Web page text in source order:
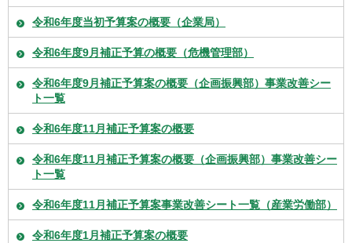
令和6年度当初予算案の概要（企業局）
令和6年度9月補正予算の概要（危機管理部）
令和6年度9月補正予算案の概要（企画振興部）事業改善シー
ト一覧
令和6年度11月補正予算案の概要
令和6年度11月補正予算案の概要（企画振興部）事業改善シー
ト一覧
令和6年度11月補正予算案事業改善シート一覧（産業労働部）
令和6年度1月補正予算案の概要